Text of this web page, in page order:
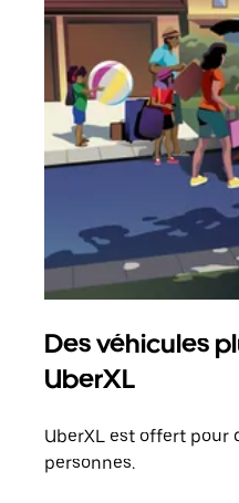
Des véhicules
UberXL
UberXL est offert pour
personnes.